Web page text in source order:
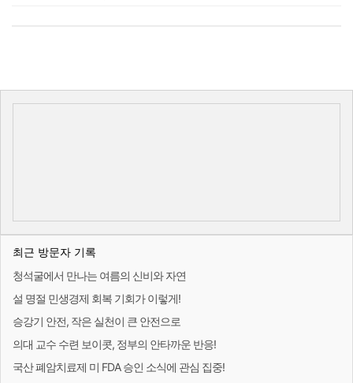
최근 방문자 기록
청석굴에서 만나는 여름의 신비와 자연
설 명절 민생경제 회복 기회가 이렇게!
승강기 안전, 작은 실천이 큰 안전으로
의대 교수 수련 보이콧, 정부의 안타까운 반응!
국산 폐암치료제 미 FDA 승인 소식에 관심 집중!